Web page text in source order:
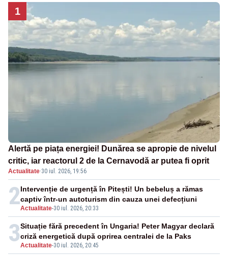
1
Alertă pe piața energiei! Dunărea se apropie de nivelul
critic, iar reactorul 2 de la Cernavodă ar putea fi oprit
Actualitate·30 iul. 2026, 19:56
2Actualitate-30 iul. 2026, 20:33
Intervenție de urgență în Pitești! Un bebeluș a rămas
captiv într-un autoturism din cauza unei defecțiuni
3Actualitate-30 iul. 2026, 20:45
Situație fără precedent în Ungaria! Peter Magyar declară
criză energetică după oprirea centralei de la Paks